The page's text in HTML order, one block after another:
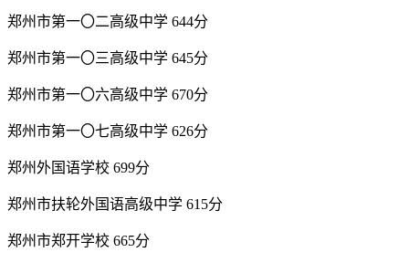
郑州市第一〇二高级中学 644分
郑州市第一〇三高级中学 645分
郑州市第一〇六高级中学 670分
郑州市第一〇七高级中学 626分
郑州外国语学校 699分
郑州市扶轮外国语高级中学 615分
郑州市郑开学校 665分